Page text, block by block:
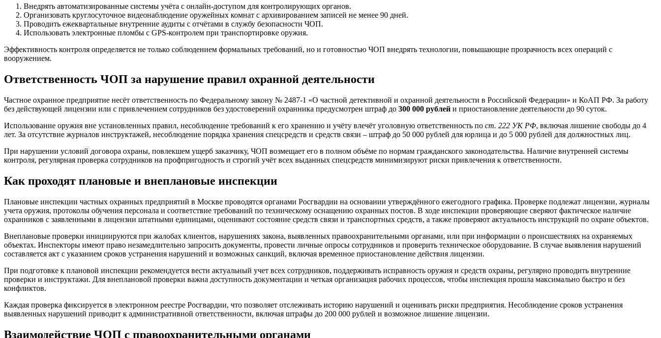
Внедрять автоматизированные системы учёта с онлайн-доступом для контролирующих органов.
Организовать круглосуточное видеонаблюдение оружейных комнат с архивированием записей не менее 90 дней.
Проводить ежеквартальные внутренние аудиты с отчётами в службу безопасности ЧОП.
Использовать электронные пломбы с GPS-контролем при транспортировке оружия.
Эффективность контроля определяется не только соблюдением формальных требований, но и готовностью ЧОП внедрять технологии, повышающие прозрачность всех операций с
вооружением.
Ответственность ЧОП за нарушение правил охранной деятельности
Частное охранное предприятие несёт ответственность по Федеральному закону № 2487-1 «О частной детективной и охранной деятельности в Российской Федерации» и КоАП РФ. За работу
без действующей лицензии или с привлечением сотрудников без удостоверений охранника предусмотрен штраф до 300 000 рублей и приостановление деятельности до 90 суток.
Использование оружия вне установленных правил, несоблюдение требований к его хранению и учёту влечёт уголовную ответственность по ст. 222 УК РФ, включая лишение свободы до 4
лет. За отсутствие журналов инструктажей, несоблюдение порядка хранения спецсредств и средств связи – штраф до 50 000 рублей для юрлица и до 5 000 рублей для должностных лиц.
При нарушении условий договора охраны, повлекшем ущерб заказчику, ЧОП возмещает его в полном объёме по нормам гражданского законодательства. Наличие внутренней системы
контроля, регулярная проверка сотрудников на профпригодность и строгий учёт всех выданных спецсредств минимизируют риски привлечения к ответственности.
Как проходят плановые и внеплановые инспекции
Плановые инспекции частных охранных предприятий в Москве проводятся органами Росгвардии на основании утверждённого ежегодного графика. Проверке подлежат лицензии, журналы
учета оружия, протоколы обучения персонала и соответствие требований по техническому оснащению охранных постов. В ходе инспекции проверяющие сверяют фактическое наличие
охранников с заявленными в лицензии штатными единицами, оценивают состояние средств связи и транспортных средств, а также проверяют актуальность инструкций по охране объектов.
Внеплановые проверки инициируются при жалобах клиентов, нарушениях закона, выявленных правоохранительными органами, или при информации о происшествиях на охраняемых
объектах. Инспекторы имеют право незамедлительно запросить документы, провести личные опросы сотрудников и проверить техническое оборудование. В случае выявления нарушений
составляется акт с указанием сроков устранения нарушений и возможных санкций, включая временное приостановление действия лицензии.
При подготовке к плановой инспекции рекомендуется вести актуальный учет всех сотрудников, поддерживать исправность оружия и средств охраны, регулярно проводить внутренние
проверки и инструктажи. Для внеплановой проверки важна доступность документации и четкая организация рабочих процессов, чтобы инспекция прошла максимально быстро и без
конфликтов.
Каждая проверка фиксируется в электронном реестре Росгвардии, что позволяет отслеживать историю нарушений и оценивать риски предприятия. Несоблюдение сроков устранения
выявленных нарушений приводит к административной ответственности, включая штрафы до 200 000 рублей и возможное лишение лицензии.
Взаимодействие ЧОП с правоохранительными органами